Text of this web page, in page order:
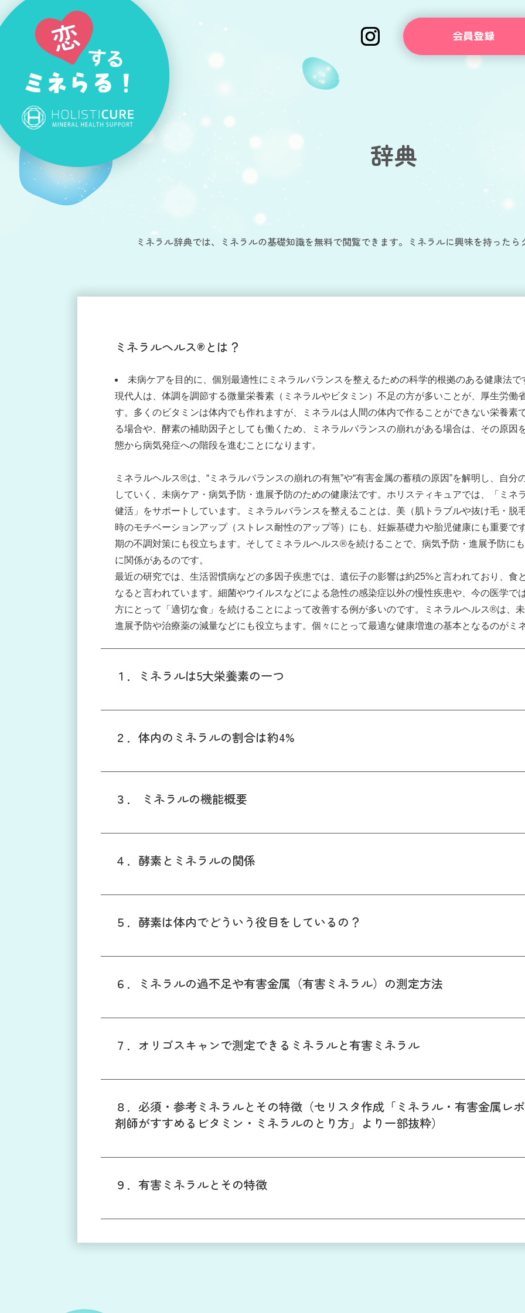
辞典
ミネラル辞典では、ミネラルの基礎知識を無料で閲覧できます。ミネラルに興味を持ったら
会員登録
クイズ
辞典
コースに加入/会員ランクについて
ミネラルヘルス®とは？
未病ケアを目的に、個別最適性にミネラルバランスを整えるための科学的根拠のある健康法で
現代人は、体調を調節する微量栄養素（ミネラルやビタミン）不足の方が多いことが、厚生労働
す。多くのビタミンは体内でも作れますが、ミネラルは人間の体内で作ることができない栄養素
る場合や、酵素の補助因子としても働くため、ミネラルバランスの崩れがある場合は、その原因
態から病気発症への階段を進むことになります。
ミネラルヘルス®は、“ミネラルバランスの崩れの有無”や“有害金属の蓄積の原因”を解明し、自
していく、未病ケア・病気予防・進展予防のための健康法です。ホリスティキュアでは、「ミネ
健活」をサポートしています。ミネラルバランスを整えることは、美（肌トラブルや抜け毛・脱
時のモチベーションアップ（ストレス耐性のアップ等）にも、妊娠基礎力や胎児健康にも重要で
期の不調対策にも役立ちます。そしてミネラルヘルス®を続けることで、病気予防・進展予防に
に関係があるのです。
最近の研究では、生活習慣病などの多因子疾患では、遺伝子の影響は約25%と言われており、食
なると言われています。細菌やウイルスなどによる急性の感染症以外の慢性疾患や、今の医学で
方にとって「適切な食」を続けることによって改善する例が多いのです。ミネラルヘルス®は、
進展予防や治療薬の減量などにも役立ちます。個々にとって最適な健康増進の基本となるのがミ
１．ミネラルは5大栄養素の一つ
２．体内のミネラルの割合は約4%
３． ミネラルの機能概要
４．酵素とミネラルの関係
５．酵素は体内でどういう役目をしているの？
６．ミネラルの過不足や有害金属（有害ミネラル）の測定方法
７．オリゴスキャンで測定できるミネラルと有害ミネラル
８．必須・参考ミネラルとその特徴（セリスタ作成「ミネラル・有害金属レ
剤師がすすめるビタミン・ミネラルのとり方」より一部抜粋）
９．有害ミネラルとその特徴